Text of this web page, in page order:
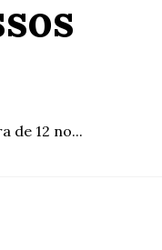
de 12 no...